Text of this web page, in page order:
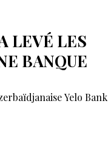
LEVÉ LES
BANQUE
Yelo